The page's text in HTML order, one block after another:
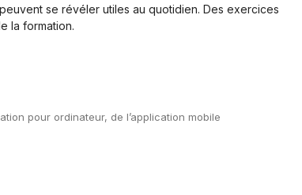
se révéler utiles au quotidien. Des exercices
la formation.
pour ordinateur, de l’application mobile